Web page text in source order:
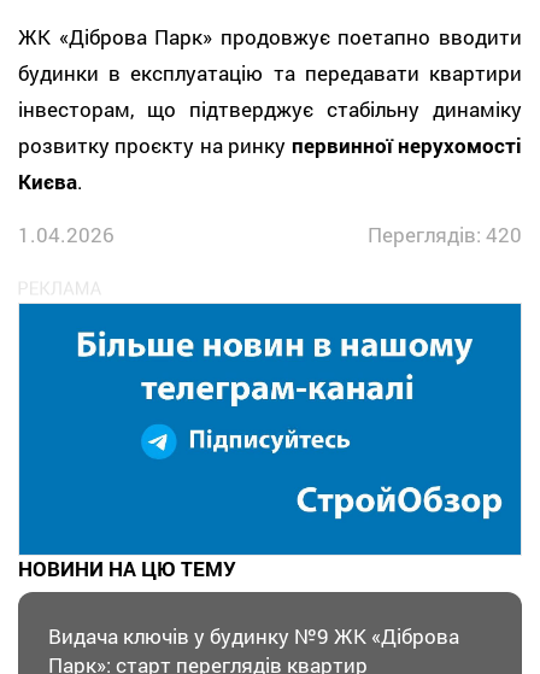
ЖК «Діброва Парк» продовжує поетапно вводити
будинки в експлуатацію та передавати квартири
інвесторам, що підтверджує стабільну динаміку
розвитку проєкту на ринку первинної нерухомості
Києва.
1.04.2026
Переглядів: 420
НОВИНИ НА ЦЮ ТЕМУ
Видача ключів у будинку №9 ЖК «Діброва
Парк»: старт переглядів квартир